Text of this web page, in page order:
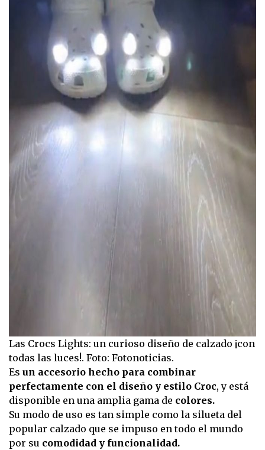
Las Crocs Lights: un curioso diseño de calzado ¡con
todas las luces!. Foto: Fotonoticias.
Es un accesorio hecho para combinar
perfectamente con el diseño y estilo Croc, y está
disponible en una amplia gama de colores.
Su modo de uso es tan simple como la silueta del
popular calzado que se impuso en todo el mundo
por su comodidad y funcionalidad.